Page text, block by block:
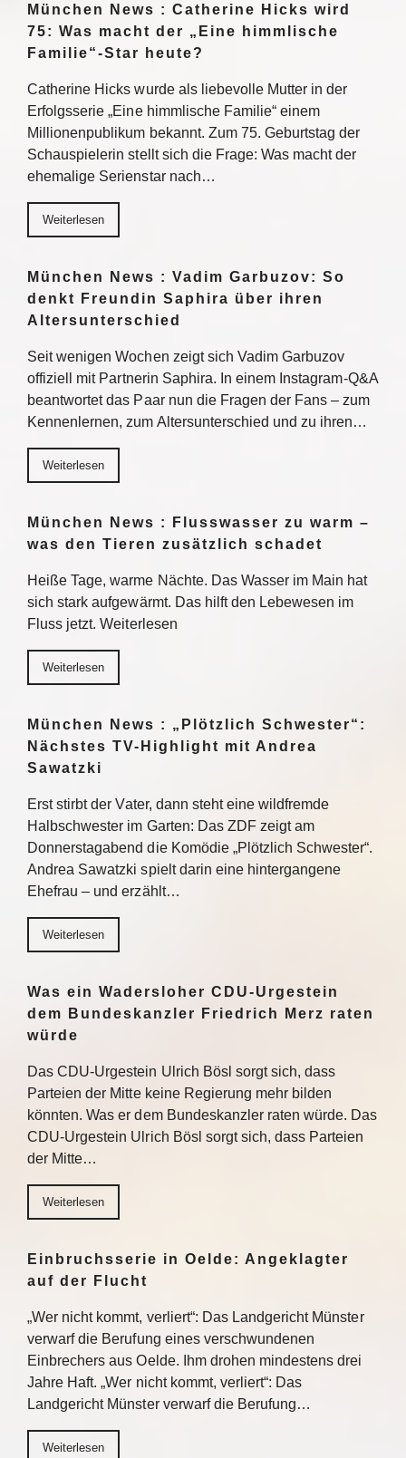
München News : Catherine Hicks wird
75: Was macht der „Eine himmlische
Familie“-Star heute?
Catherine Hicks wurde als liebevolle Mutter in der
Erfolgsserie „Eine himmlische Familie“ einem
Millionenpublikum bekannt. Zum 75. Geburtstag der
Schauspielerin stellt sich die Frage: Was macht der
ehemalige Serienstar nach…
Weiterlesen
München News : Vadim Garbuzov: So
denkt Freundin Saphira über ihren
Altersunterschied
Seit wenigen Wochen zeigt sich Vadim Garbuzov
offiziell mit Partnerin Saphira. In einem Instagram-Q&A
beantwortet das Paar nun die Fragen der Fans – zum
Kennenlernen, zum Altersunterschied und zu ihren…
Weiterlesen
München News : Flusswasser zu warm –
was den Tieren zusätzlich schadet
Heiße Tage, warme Nächte. Das Wasser im Main hat
sich stark aufgewärmt. Das hilft den Lebewesen im
Fluss jetzt. Weiterlesen
Weiterlesen
München News : „Plötzlich Schwester“:
Nächstes TV-Highlight mit Andrea
Sawatzki
Erst stirbt der Vater, dann steht eine wildfremde
Halbschwester im Garten: Das ZDF zeigt am
Donnerstagabend die Komödie „Plötzlich Schwester“.
Andrea Sawatzki spielt darin eine hintergangene
Ehefrau – und erzählt…
Weiterlesen
Was ein Wadersloher CDU-Urgestein
dem Bundeskanzler Friedrich Merz raten
würde
Das CDU-Urgestein Ulrich Bösl sorgt sich, dass
Parteien der Mitte keine Regierung mehr bilden
könnten. Was er dem Bundeskanzler raten würde. Das
CDU-Urgestein Ulrich Bösl sorgt sich, dass Parteien
der Mitte…
Weiterlesen
Einbruchsserie in Oelde: Angeklagter
auf der Flucht
„Wer nicht kommt, verliert“: Das Landgericht Münster
verwarf die Berufung eines verschwundenen
Einbrechers aus Oelde. Ihm drohen mindestens drei
Jahre Haft. „Wer nicht kommt, verliert“: Das
Landgericht Münster verwarf die Berufung…
Weiterlesen